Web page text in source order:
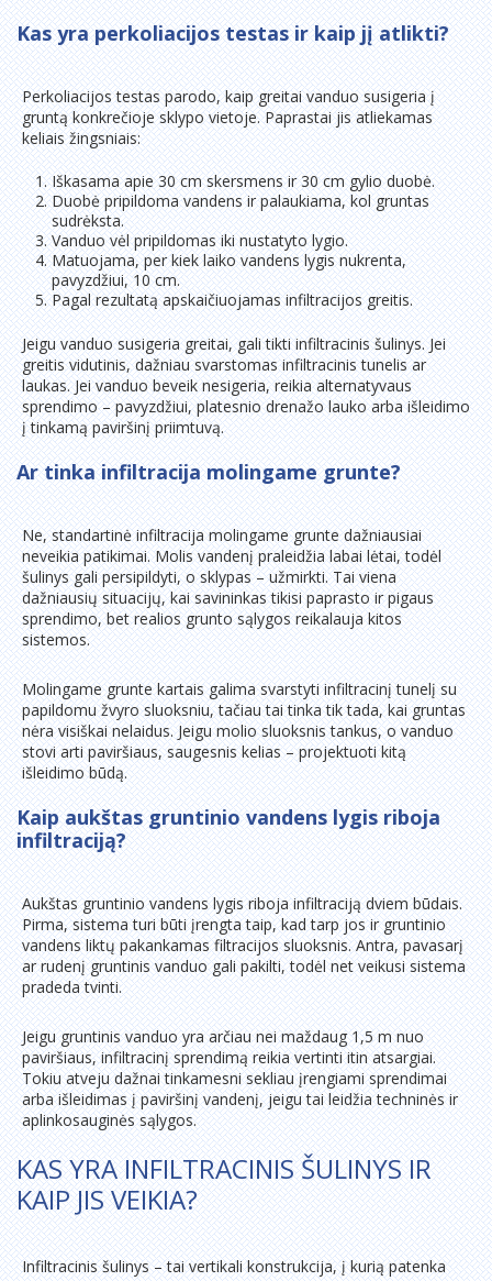
Kas yra perkoliacijos testas ir kaip jį atlikti?
Perkoliacijos testas parodo, kaip greitai vanduo susigeria į
gruntą konkrečioje sklypo vietoje. Paprastai jis atliekamas
keliais žingsniais:
Iškasama apie 30 cm skersmens ir 30 cm gylio duobė.
Duobė pripildoma vandens ir palaukiama, kol gruntas
sudrėksta.
Vanduo vėl pripildomas iki nustatyto lygio.
Matuojama, per kiek laiko vandens lygis nukrenta,
pavyzdžiui, 10 cm.
Pagal rezultatą apskaičiuojamas infiltracijos greitis.
Jeigu vanduo susigeria greitai, gali tikti infiltracinis šulinys. Jei
greitis vidutinis, dažniau svarstomas infiltracinis tunelis ar
laukas. Jei vanduo beveik nesigeria, reikia alternatyvaus
sprendimo – pavyzdžiui, platesnio drenažo lauko arba išleidimo
į tinkamą paviršinį priimtuvą.
Ar tinka infiltracija molingame grunte?
Ne, standartinė infiltracija molingame grunte dažniausiai
neveikia patikimai. Molis vandenį praleidžia labai lėtai, todėl
šulinys gali persipildyti, o sklypas – užmirkti. Tai viena
dažniausių situacijų, kai savininkas tikisi paprasto ir pigaus
sprendimo, bet realios grunto sąlygos reikalauja kitos
sistemos.
Molingame grunte kartais galima svarstyti infiltracinį tunelį su
papildomu žvyro sluoksniu, tačiau tai tinka tik tada, kai gruntas
nėra visiškai nelaidus. Jeigu molio sluoksnis tankus, o vanduo
stovi arti paviršiaus, saugesnis kelias – projektuoti kitą
išleidimo būdą.
Kaip aukštas gruntinio vandens lygis riboja
infiltraciją?
Aukštas gruntinio vandens lygis riboja infiltraciją dviem būdais.
Pirma, sistema turi būti įrengta taip, kad tarp jos ir gruntinio
vandens liktų pakankamas filtracijos sluoksnis. Antra, pavasarį
ar rudenį gruntinis vanduo gali pakilti, todėl net veikusi sistema
pradeda tvinti.
Jeigu gruntinis vanduo yra arčiau nei maždaug 1,5 m nuo
paviršiaus, infiltracinį sprendimą reikia vertinti itin atsargiai.
Tokiu atveju dažnai tinkamesni sekliau įrengiami sprendimai
arba išleidimas į paviršinį vandenį, jeigu tai leidžia techninės ir
aplinkosauginės sąlygos.
KAS YRA INFILTRACINIS ŠULINYS IR
KAIP JIS VEIKIA?
Infiltracinis šulinys – tai vertikali konstrukcija, į kurią patenka